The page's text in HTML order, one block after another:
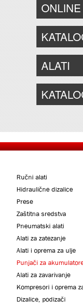
ALATI
Ručni alati
Hidraulične dizalice
Prese
Zaštitna sredstva
Pneumatski alati
Alati za zatezanje
Alati i oprema za ulje
Punjači za
Alati za zavarivanje
Kompresori i oprema
Dizalice, podizači